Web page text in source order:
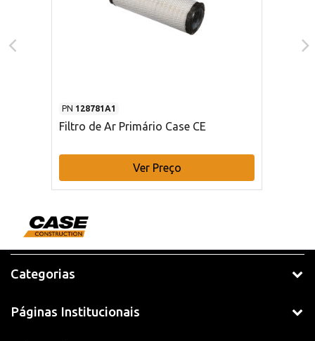
PN 128781A1
Filtro de Ar Primário Case CE
Ver Preço
Categorias
Páginas Institucionais